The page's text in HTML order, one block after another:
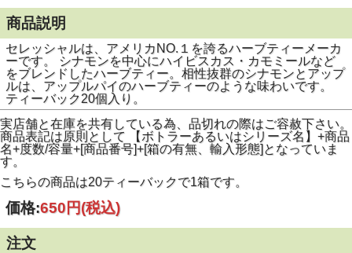
商品説明
セレッシャルは、アメリカNO.１を誇るハーブティーメーカ
ーです。 シナモンを中心にハイビスカス・カモミールなど
をブレンドしたハーブティー。相性抜群のシナモンとアップ
ルは、アップルパイのハーブティーのような味わいです。
ティーバック20個入り。
実店舗と在庫を共有している為、品切れの際はご容赦下さい。
商品表記は原則として 【ボトラーあるいはシリーズ名】+商品
名+度数/容量+[商品番号]+[箱の有無、輸入形態]となっていま
す。
こちらの商品は20ティーバックで1箱です。
価格:650円(税込)
注文